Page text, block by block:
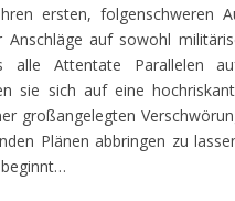
ersten, folgenschweren
Anschläge auf sowohl
alle Attentate Parallelen
sie sich auf eine
großangelegten
Plänen abbringen zu